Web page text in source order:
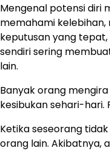
Mengenal potensi diri
memahami
keputusan yang
sendiri sering
lain.
Banyak orang
kesibukan sehari-hari.
Ketika seseorang
orang lain. Akibatnya,